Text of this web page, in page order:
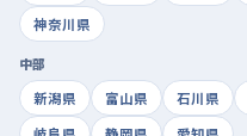
神奈川県
中部
新潟県
富山県 石川県